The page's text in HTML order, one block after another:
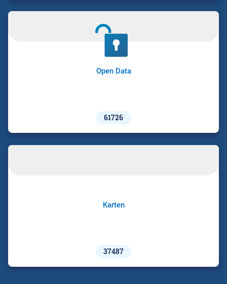
Open Data
61726
Karten
37487